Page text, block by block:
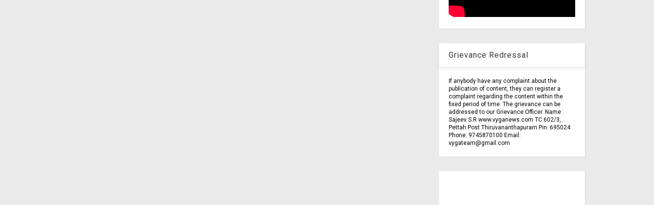
Grievance Redressal
If anybody have any complaint about the
publication of content, they can register a
complaint regarding the content within the
fixed period of time. The grievance can be
addressed to our Grievance Officer. Name :
Sajeev S.R www.vyganews.com TC 602/3,
Pettah Post Thiruvananthapuram Pin: 695024
Phone: 9745870100 Email:
vygateam@gmail.com